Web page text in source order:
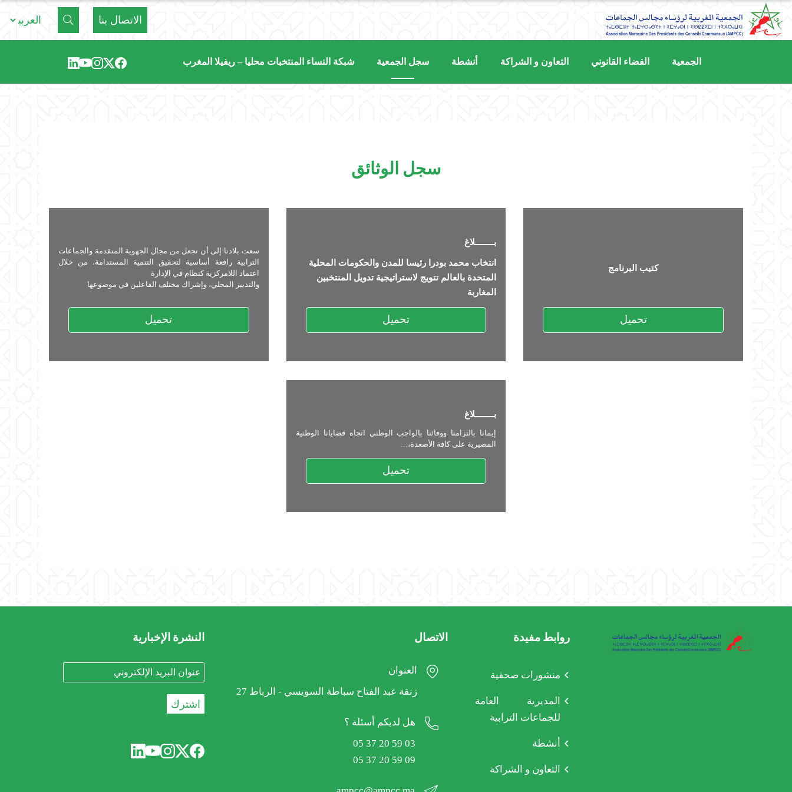
content
الاتصال بنا
الجمعية الفضاء القانوني التعاون و الشراكة أنشطة سجل الجمعية شبكة النساء المنتخبات محليا – ريفيلا المغرب
سجل الوثائق
كتيب البرنامج
تحميل
بــــــــلاغ
انتخاب محمد بودرا رئيسا للمدن والحكومات المحلية
المتحدة بالعالم تتويج لاستراتيجية تدويل المنتخبين
المغاربة
تحميل
سعت بلادنا إلى أن تجعل من مجال الجهوية المتقدمة والجماعات
الترابية رافعة أساسية لتحقيق التنمية المستدامة، من خلال
اعتماد اللامركزية كنظام في الإدارة
والتدبير المحلي، وإشراك مختلف الفاعلين في موضوعها
تحميل
بــــــــلاغ
إيمانا بالتزامنا ووفائنا بالواجب الوطني اتجاه قضايانا الوطنية
المصيرية على كافة الأصعدة،…
تحميل
روابط مفيدة
منشورات صحفية
المديرية العامة
للجماعات الترابية
أنشطة
التعاون و الشراكة
الاتصال
العنوان
27 زنقة عبد الفتاح سباطة السويسي - الرباط
هل لديكم أسئلة ؟
05 37 20 59 03
05 37 20 59 09
النشرة الإخبارية